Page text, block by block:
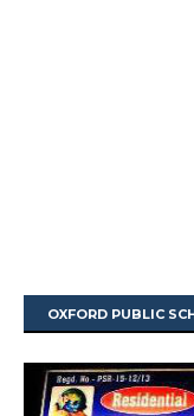
OXFORD PUBLIC